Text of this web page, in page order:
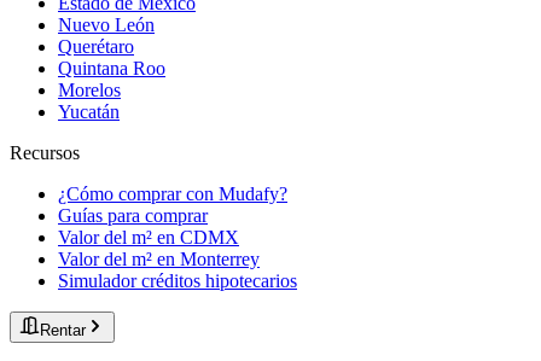
Nuevo León
Querétaro
Quintana Roo
Morelos
Yucatán
Recursos
¿Cómo comprar con Mudafy?
Guías para comprar
Valor del m² en CDMX
Valor del m² en Monterrey
Simulador créditos hipotecarios
Rentar